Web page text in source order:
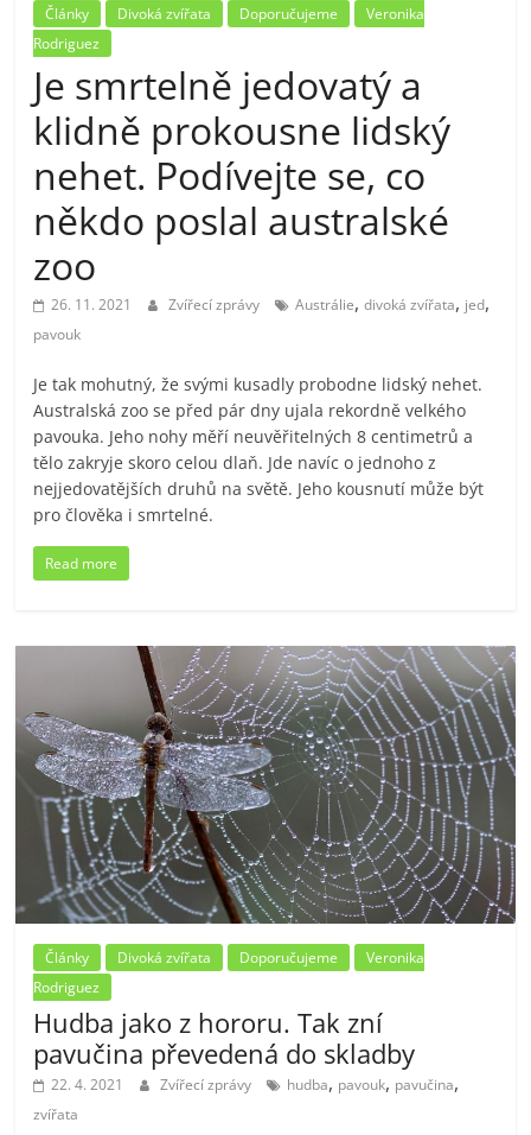
Články Divoká zvířata Doporučujeme
Veronika
Rodriguez
Je smrtelně jedovatý a
klidně prokousne lidský
nehet. Podívejte se, co
někdo poslal australské
zoo
26. 11. 2021 Zvířecí zprávy Austrálie,divoká zvířata, jed,
pavouk
Je tak mohutný, že svými kusadly probodne lidský nehet.
Australská zoo se před pár dny ujala rekordně velkého
pavouka. Jeho nohy měří neuvěřitelných 8 centimetrů a
tělo zakryje skoro celou dlaň. Jde navíc o jednoho z
nejjedovatějších druhů na světě. Jeho kousnutí může být
pro člověka i smrtelné.
Read more
Články Divoká zvířata Doporučujeme
Veronika
Rodriguez
Hudba jako z hororu. Tak zní
pavučina převedená do skladby
22. 4. 2021 Zvířecí zprávy hudba, pavouk, pavučina,
zvířata